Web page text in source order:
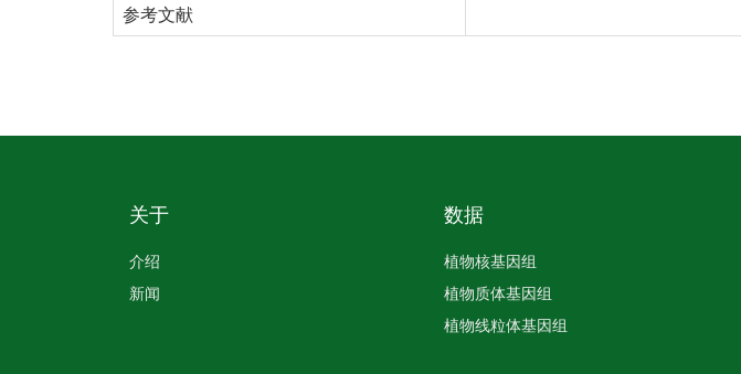
参考文献
关于
介绍
新闻
数据
植物核基因组
植物质体基因组
植物线粒体基因组